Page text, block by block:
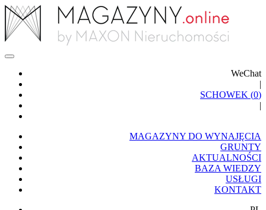
WeChat
|
SCHOWEK (0)
|
MAGAZYNY DO WYNAJĘCIA
GRUNTY
AKTUALNOŚCI
BAZA WIEDZY
USŁUGI
KONTAKT